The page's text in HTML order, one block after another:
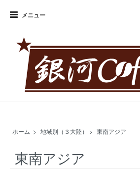
メニュー
ホーム > 地域別（３大陸） > 東南アジア
東南アジア